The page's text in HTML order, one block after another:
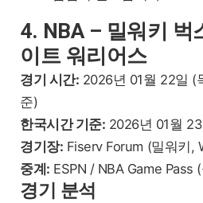
4. NBA – 밀워키 벅
이트 워리어스
경기 시간: 2026년 01월 22일 (
준)
한국시간 기준: 2026년 01월
경기장: Fiserv Forum (밀워키,
중계: ESPN / NBA Game Pass
경기 분석